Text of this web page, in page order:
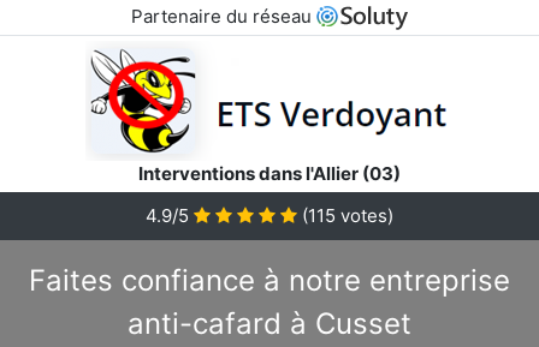
Partenaire du réseau
Interventions dans l'Allier (03)
4.9/5
(115 votes)
Faites confiance à notre entreprise
anti-cafard à Cusset